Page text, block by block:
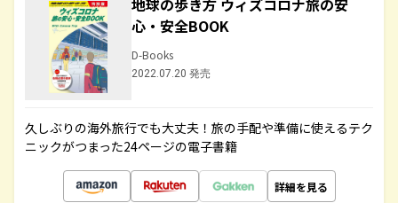
地球の歩き方 ウィズコロナ旅の安
心・安全BOOK
D-Books
2022.07.20 発売
久しぶりの海外旅行でも大丈夫！旅の手配や準備に使えるテク
ニックがつまった24ページの電子書籍
詳細を見る